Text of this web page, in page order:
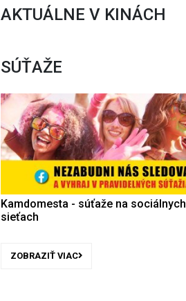
AKTUÁLNE V KINÁCH
SÚŤAŽE
Kamdomesta - súťaže na sociálnych
sieťach
ZOBRAZIŤ VIAC